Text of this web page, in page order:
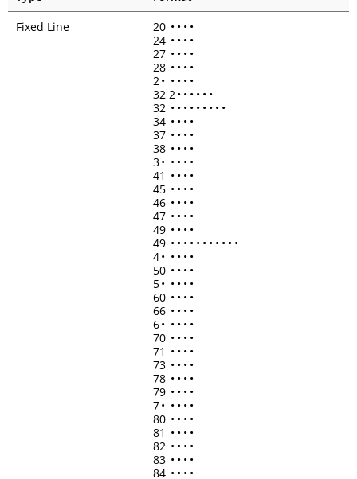
Fixed Line
20 • • • •
24 • • • •
27 • • • •
28 • • • •
2• • • • •
32 2• • • • • •
32 • • • • • • • • •
34 • • • •
37 • • • •
38 • • • •
3• • • • •
41 • • • •
45 • • • •
46 • • • •
47 • • • •
49 • • • •
49 • • • • • • • • • • •
4• • • • •
50 • • • •
5• • • • •
60 • • • •
66 • • • •
6• • • • •
70 • • • •
71 • • • •
73 • • • •
78 • • • •
79 • • • •
7• • • • •
80 • • • •
81 • • • •
82 • • • •
83 • • • •
84 • • • •